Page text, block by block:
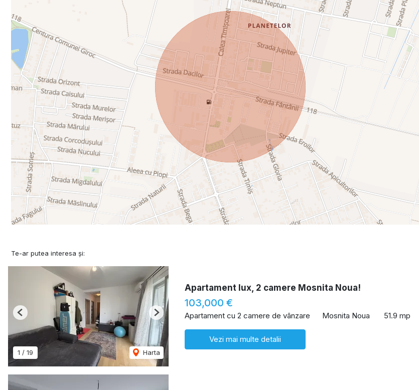
Te-ar putea interesa și:
1 / 19 Harta
Previous Next
Apartament lux, 2 camere Mosnita Noua!
103,000 €
Apartament cu 2 camere de vânzare Mosnita Noua 51.9 mp
Vezi mai multe detalii